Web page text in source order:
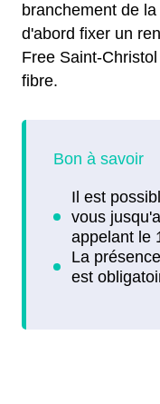
branchement de
d'abord fixer un
Free Saint-
fibre.